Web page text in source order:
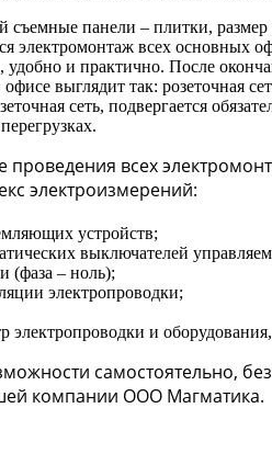
съемные панели – плитки,
электромонтаж всех основных
удобно и практично. После
выглядит так: розеточная
сеть, подвергается
проведения всех
электроизмерений:
устройств;
выключателей
(фаза – ноль);
электропроводки;
и
самостоятельно,
компании ООО Магматика.